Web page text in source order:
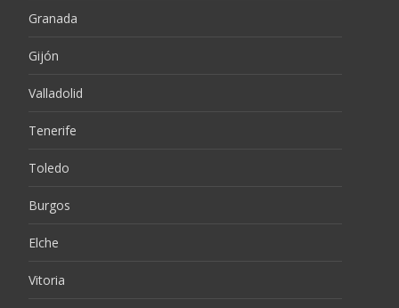
Granada
Gijón
Valladolid
Tenerife
Toledo
Burgos
Elche
Vitoria